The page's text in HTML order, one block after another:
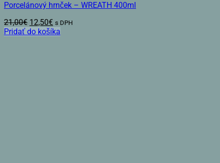
Porcelánový hrnček – WREATH 400ml
21,00€ Pôvodná
cena
12,50€Aktuálna
cena
s DPH
Pridať do košíka